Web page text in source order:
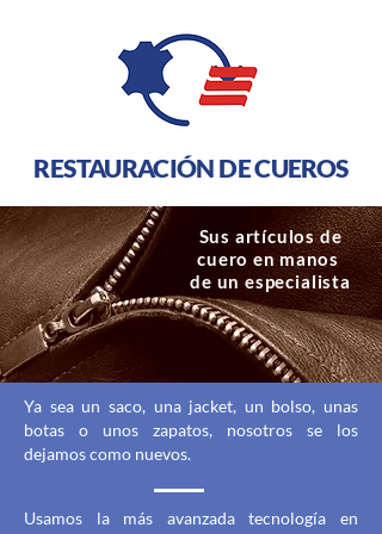
RESTAURACIÓN DE CUEROS
Sus artículosde
cuero en manos
de un especialista
Ya sea un saco, una jacket, un bolso, unas
botas o unos zapatos, nosotros se los
dejamos como nuevos.
Usamos la más avanzada tecnología en